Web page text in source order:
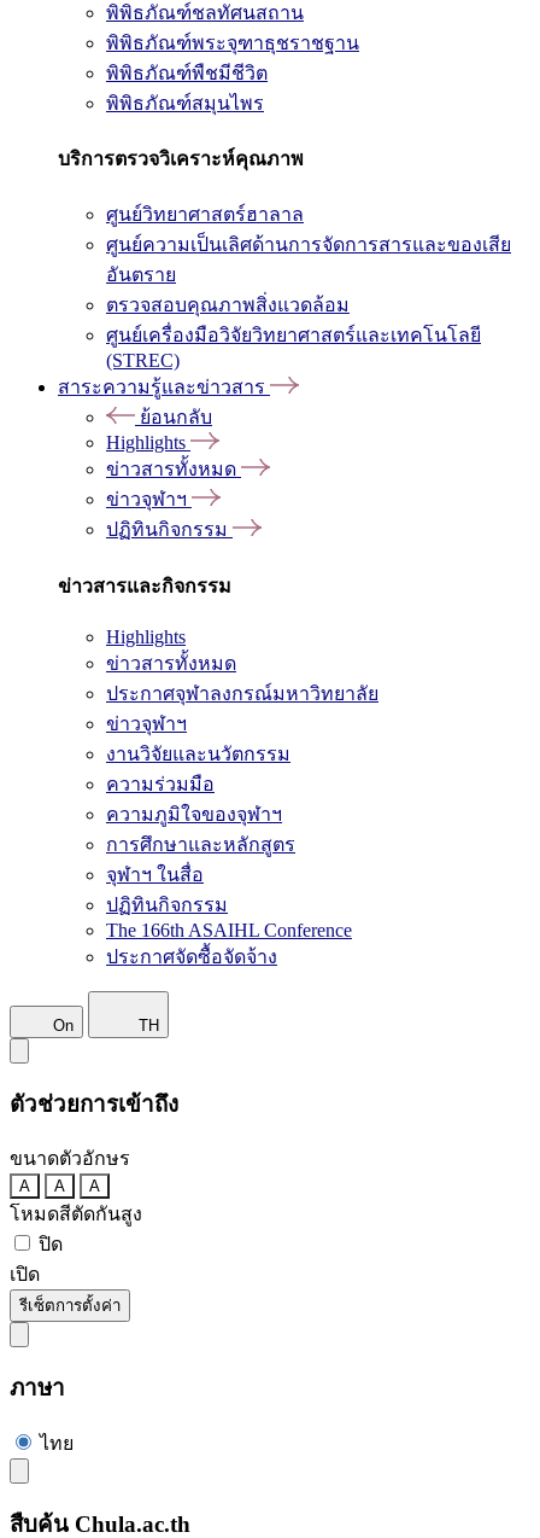
พิพิธภัณฑ์ชลทัศนสถาน
พิพิธภัณฑ์พระจุฑาธุชราชฐาน
พิพิธภัณฑ์พืชมีชีวิต
พิพิธภัณฑ์สมุนไพร
บริการตรวจวิเคราะห์คุณภาพ
ศูนย์วิทยาศาสตร์ฮาลาล
ศูนย์ความเป็นเลิศด้านการจัดการสารและของเสีย
อันตราย
ตรวจสอบคุณภาพสิ่งแวดล้อม
ศูนย์เครื่องมือวิจัยวิทยาศาสตร์และเทคโนโลยี
(STREC)
สาระความรู้และข่าวสาร
ย้อนกลับ
Highlights
ข่าวสารทั้งหมด
ข่าวจุฬาฯ
ปฏิทินกิจกรรม
ข่าวสารและกิจกรรม
Highlights
ข่าวสารทั้งหมด
ประกาศจุฬาลงกรณ์มหาวิทยาลัย
ข่าวจุฬาฯ
งานวิจัยและนวัตกรรม
ความร่วมมือ
ความภูมิใจของจุฬาฯ
การศึกษาและหลักสูตร
จุฬาฯ ในสื่อ
ปฏิทินกิจกรรม
The 166th ASAIHL Conference
ประกาศจัดซื้อจัดจ้าง
On TH
ตัวช่วยการเข้าถึง
ขนาดตัวอักษร
A A A
โหมดสีตัดกันสูง
ปิด
เปิด
รีเซ็ตการตั้งค่า
ภาษา
ไทย
สืบค้น Chula.ac.th